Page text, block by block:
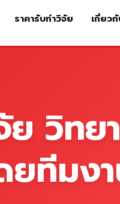
บริการของเรา ราคารั
ราคารับทำวิจัย เกี่ยวกั
ย วิท
ทีมง